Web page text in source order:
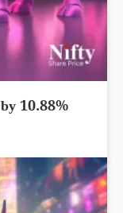
10.88%